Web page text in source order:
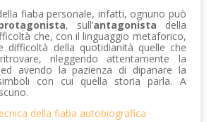
fiaba personale, infatti, ognuno può
, sull’antagonista della
che, con il linguaggio metaforico,
difficoltà della quotidianità quelle che
rileggendo attentamente la
avendo la pazienza di dipanare la
con cui quella storia parla. A